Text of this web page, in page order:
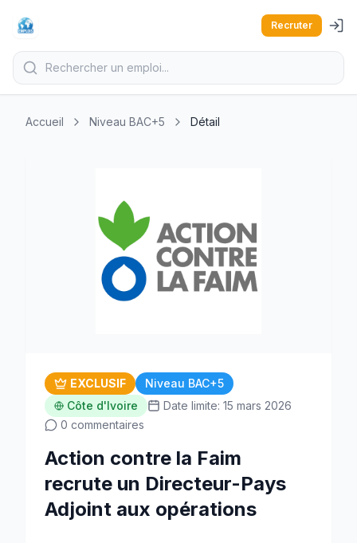
Recruter
Accueil Niveau BAC+5 Détail
EXCLUSIF
Niveau BAC+5
Côte d'Ivoire
Date limite: 15 mars 2026
0 commentaires
Action contre la Faim
recrute un Directeur-Pays
Adjoint aux opérations